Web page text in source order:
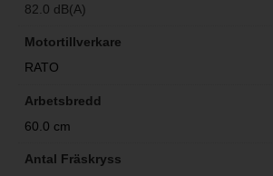
82.0 dB(A)
Motortillverkare
RATO
Arbetsbredd
60.0 cm
Antal Fräskryss